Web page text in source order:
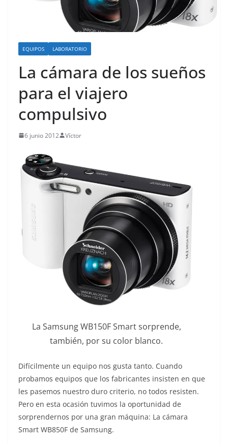
EQUIPOS LABORATORIO
La cámara de los sueños
para el viajero
compulsivo
6 junio 2012 Víctor
La Samsung WB150F Smart sorprende,
también, por su color blanco.
Difícilmente un equipo nos gusta tanto. Cuando
probamos equipos que los fabricantes insisten en que
les pasemos nuestro duro criterio, no todos resisten.
Pero en esta ocasión tuvimos la oportunidad de
sorprendernos por una gran máquina: La cámara
Smart WB850F de Samsung.